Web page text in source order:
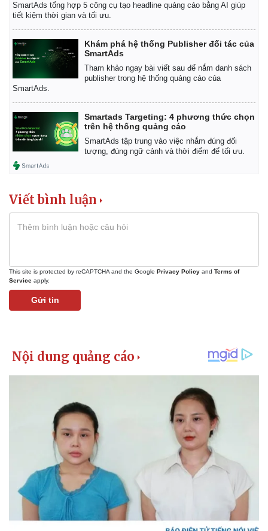
Vụ án
Tin nóng
Tư vấn luật
Vũ khí
SmartAds tổng hợp 5 công cụ tạo headline quảng cáo bằng AI giúp
tiết kiệm thời gian và tối ưu.
Khám phá hệ thống Publisher đối tác của
SmartAds
Tham khảo ngay bài viết sau để nắm danh sách
publisher trong hệ thống quảng cáo của
SmartAds.
Smartads Targeting: 4 phương thức chọn
trên hệ thống quảng cáo
SmartAds tập trung vào việc nhắm đúng đối
tượng, đúng ngữ cảnh và thời điểm để tối ưu.
Viết bình luận
This site is protected by reCAPTCHA and the Google Privacy Policy and Terms of
Service apply.
Gửi tin